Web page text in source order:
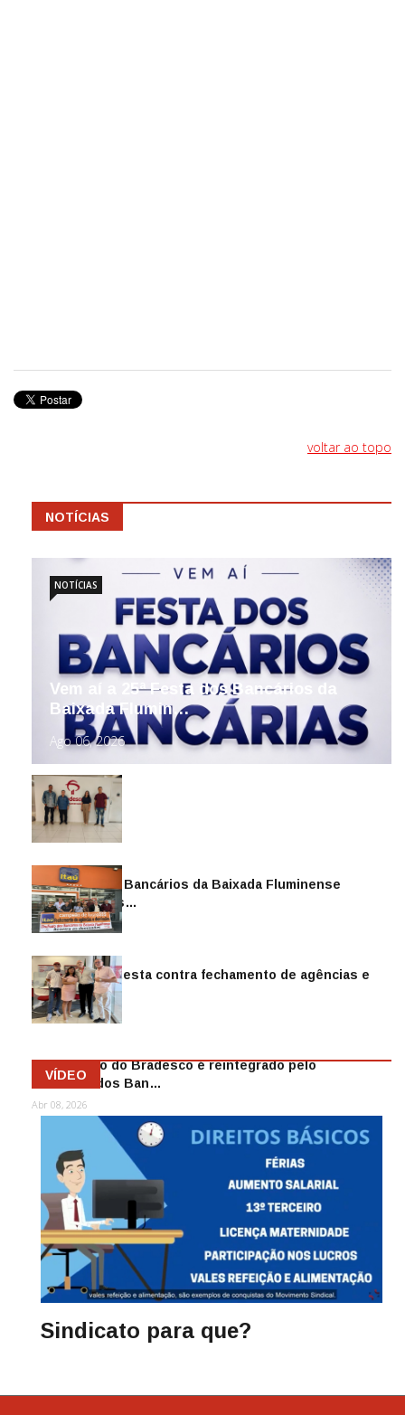
voltar ao topo
NOTÍCIAS
Vem aí a 25ª Festa dos Bancários da
Baixada Flumin…
Ago 06, 2026
NOTÍCIAS
Sindicato dos Bancários da Baixada Fluminense
reintegra mais…
Jul 14, 2026
Sindicato protesta contra fechamento de agências e
as demiss…
Mai 13, 2026
Funcionário do Bradesco é reintegrado pelo
Sindicato dos Ban…
Abr 08, 2026
VÍDEO
Sindicato para que?